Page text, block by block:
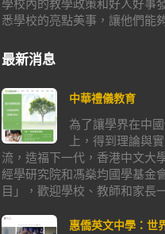
學校內的教學政策和好人好事
悉學校的亮點美事，讓他們能
最新消息
中華禮儀教育
為了讓學界在中
上，得到理論與
流，造福下一代，香港中文大
經學研究院和馮燊均國學基金
目」，歡迎學校、教師和家長
惠僑英文中學：世